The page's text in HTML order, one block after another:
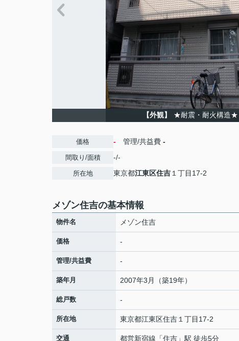
【外観】 ★耐震・耐火構造★
価格 - 管理/共益費 -
間取り/面積 -/-
所在地 東京都江東区住吉 １丁目17-2
メゾン住吉の基本情報
物件名 メゾン住吉
価格 -
管理/共益費 -
築年月 2007年3月（築19年）
総戸数 -
所在地 東京都江東区住吉 １丁目17-2
交通 都営新宿線 「住吉 」駅 徒歩5分